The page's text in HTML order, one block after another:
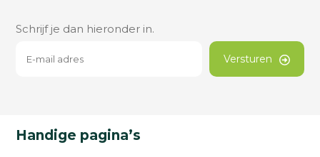
Schrijf je dan hieronder in.
Versturen
Handige pagina’s